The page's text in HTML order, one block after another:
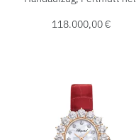
118.000,00 €